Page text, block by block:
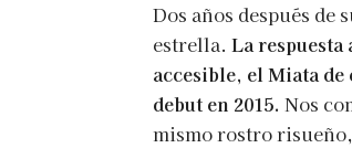
Dos años después de
estrella. La
accesible, el Miata
debut en 2015. Nos
mismo rostro